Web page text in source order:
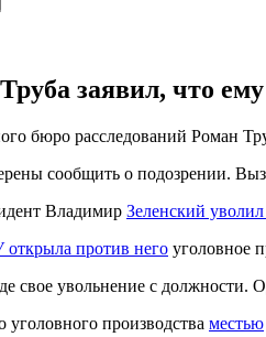
заявил, что
бюро расследований Роман
сообщить о подозрении.
Владимир Зеленский
против него уголовное
свое увольнение с должности.
производства местью